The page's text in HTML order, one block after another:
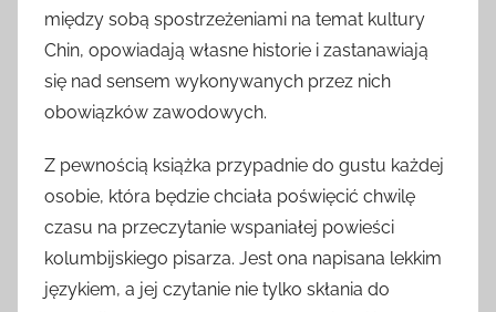
między sobą spostrzeżeniami na temat kultury
Chin, opowiadają własne historie i zastanawiają
się nad sensem wykonywanych przez nich
obowiązków zawodowych.
Z pewnością książka przypadnie do gustu każdej
osobie, która będzie chciała poświęcić chwilę
czasu na przeczytanie wspaniałej powieści
kolumbijskiego pisarza. Jest ona napisana lekkim
językiem, a jej czytanie nie tylko skłania do